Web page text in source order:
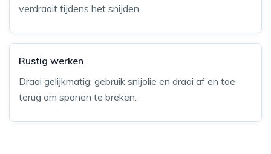
verdraait tijdens het snijden.
Rustig werken
Draai gelijkmatig, gebruik snijolie en draai af en toe
terug om spanen te breken.